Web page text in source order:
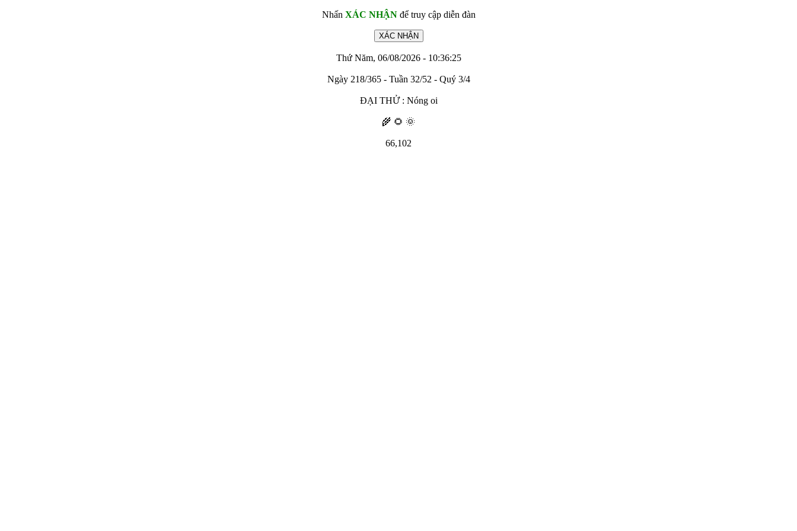
Nhấn XÁC NHẬNđể truy cập diễn đàn
Thứ Năm, 06/08/2026 - 10:36:25
Ngày 218/365 - Tuần 32/52 - Quý 3/4
ĐẠI THỬ : Nóng oi
🌾 🌻 🌞
66,102